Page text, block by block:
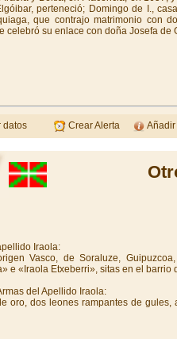
perteneció; Domingo de I.,
que contrajo matrimonio con
celebró su enlace con doña Josefa de
datos Crear Alerta
Iraola:
Vasco, de Soraluze,
e «Iraola Etxeberri», sitas en el
del Apellido Iraola:
oro, dos leones rampantes de